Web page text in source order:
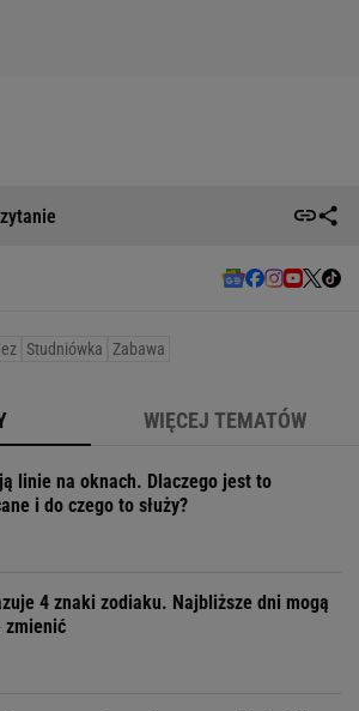
Studniówka Zabawa
WIĘCEJ TEMATÓW
linie na oknach. Dlaczego jest to
i do czego to służy?
4 znaki zodiaku. Najbliższe dni mogą
zmienić